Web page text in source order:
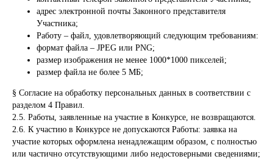
адрес электронной почты Законного представителя
Участника;
Работу – файл, удовлетворяющий следующим требованиям:
формат файла – JPEG или PNG;
размер изображения не менее 1000*1000 пикселей;
размер файла не более 5 МБ;
§ Согласие на обработку персональных данных в соответствии с
разделом 4 Правил.
2.5. Работы, заявленные на участие в Конкурсе, не возвращаются.
2.6. К участию в Конкурсе не допускаются Работы: заявка на
участие которых оформлена ненадлежащим образом, с полностью
или частично отсутствующими либо недостоверными сведениями;